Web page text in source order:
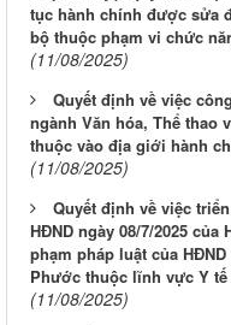
tục hành chính được sửa
bộ thuộc phạm vi chức
(11/08/2025)
Quyết định về việc
ngành Văn hóa, Thể thao
thuộc vào địa giới hành
(11/08/2025)
Quyết định về việc
HĐND ngày 08/7/2025
phạm pháp luật của
Phước thuộc lĩnh vực Y
(11/08/2025)